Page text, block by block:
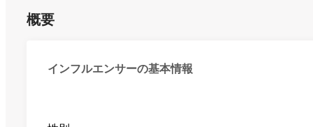
概要
インフルエンサーの基本情報